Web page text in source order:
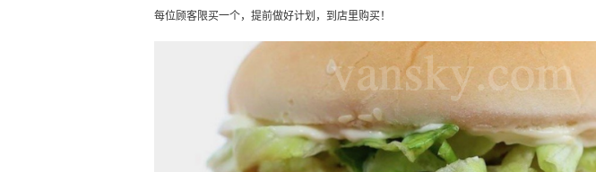
每位顾客限买一个，提前做好计划，到店里购买！